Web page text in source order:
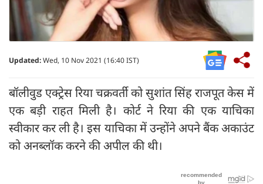
Updated:Wed, 10 Nov 2021 (16:40 IST)
बॉलीवुड एक्ट्रेस रिया चक्रवर्ती को सुशांत सिंह राजपूत केस में
एक बड़ी राहत मिली है। कोर्ट ने रिया की एक याचिका
स्वीकार कर ली है। इस याचिका में उन्होंने अपने बैंक अकाउंट
को अनब्लॉक करने की अपील की थी।